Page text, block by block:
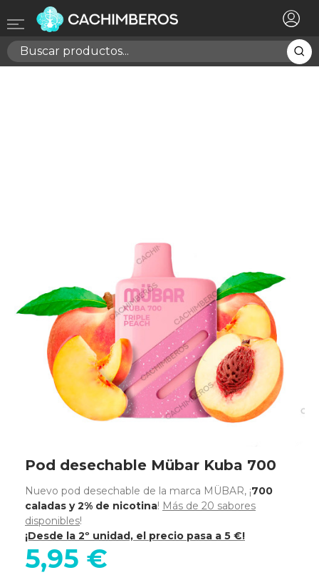
Pod desechable Mübar Kuba 700
Nuevo pod desechable de la marca MÜBAR, ¡700
caladas y 2% de nicotina! Más de 20 sabores
disponibles!
¡Desde la 2º unidad, el precio pasa a 5 €!
5,95 €
Registrarse ×
Necesitas hacer login para guardar productos en tu